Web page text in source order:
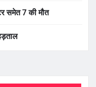
समेत 7 की मौत